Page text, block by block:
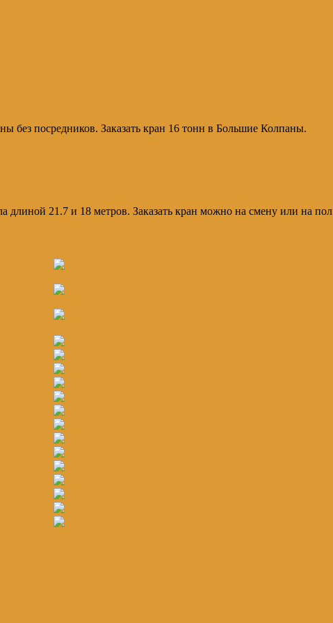
без посредников. Заказать кран 16 тонн в Большие Колпаны.
21.7 и 18 метров. Заказать кран можно на смену или на пол